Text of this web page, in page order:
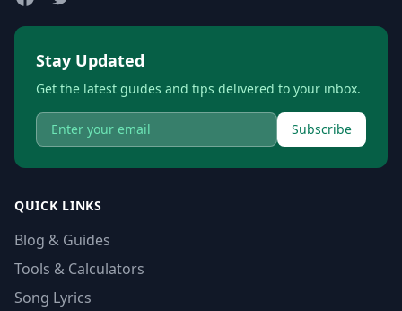
Stay Updated
Get the latest guides and tips delivered to your inbox.
Subscribe
QUICK LINKS
Blog & Guides
Tools & Calculators
Song Lyrics